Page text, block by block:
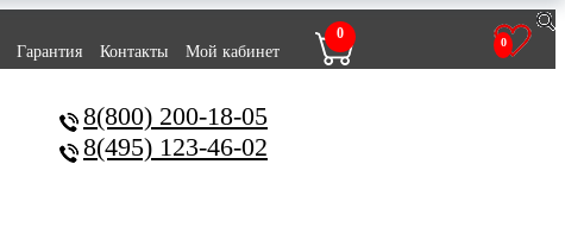
0
0
Гарантия Контакты Мой кабинет
8(800) 200-18-05
8(495) 123-46-02